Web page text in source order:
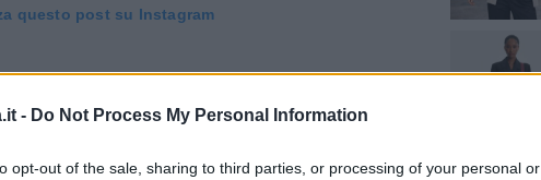
- Do Not Process My Personal Information
opt-out of the sale, sharing to third parties, or processing of your personal or
questo post su Instagram